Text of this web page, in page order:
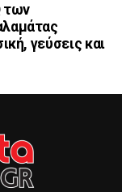
των
γεύσεις και